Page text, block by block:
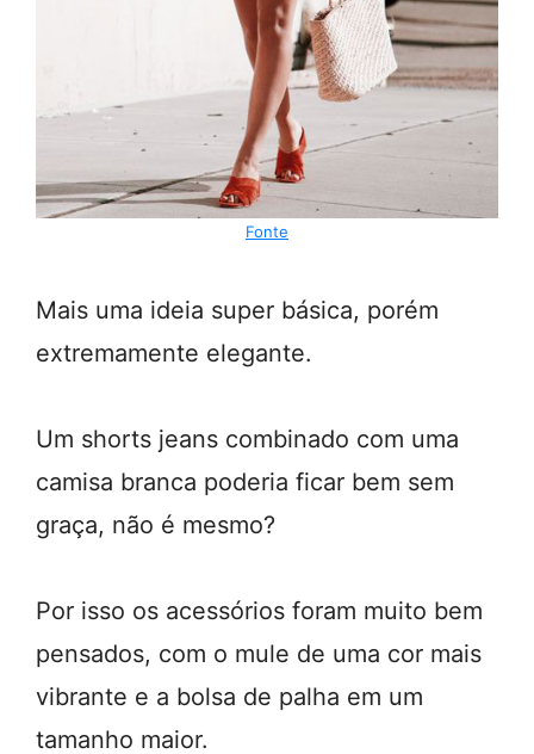
Fonte
Mais uma ideia super básica, porém
extremamente elegante.
Um shorts jeans combinado com uma
camisa branca poderia ficar bem sem
graça, não é mesmo?
Por isso os acessórios foram muito bem
pensados, com o mule de uma cor mais
vibrante e a bolsa de palha em um
tamanho maior.